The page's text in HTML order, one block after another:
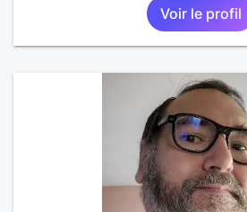
Voir le profil